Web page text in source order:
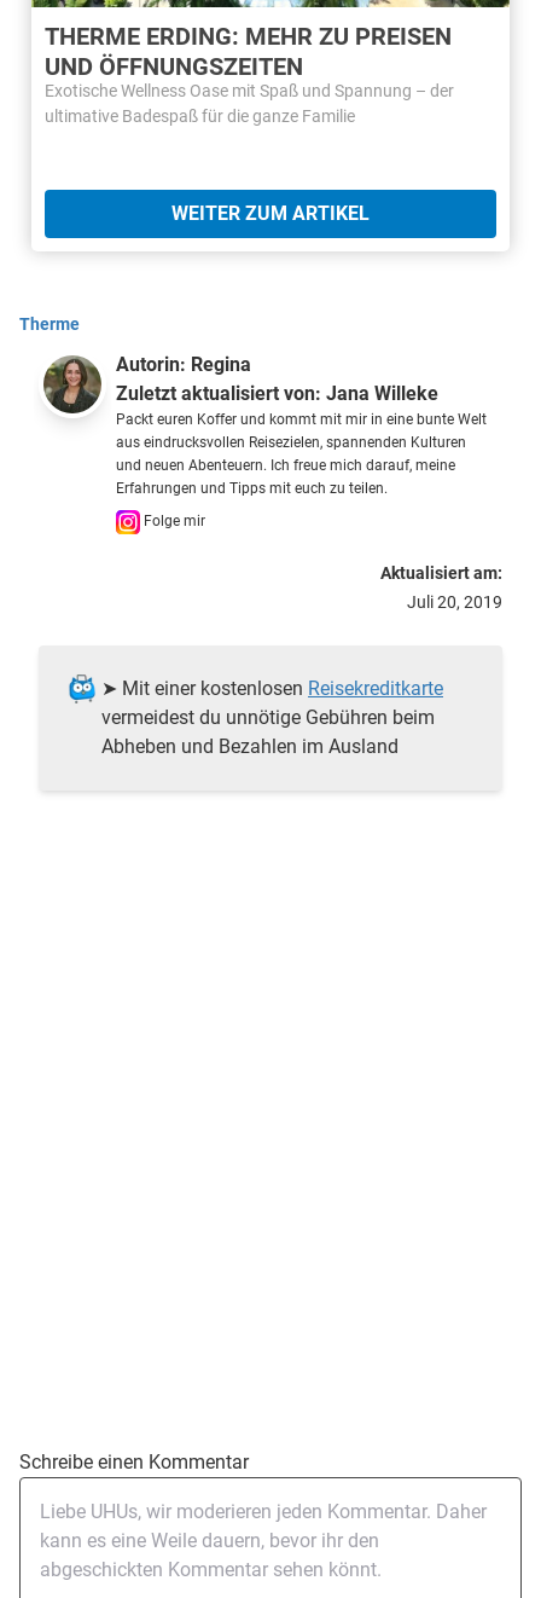
THERME ERDING: MEHR ZU PREISEN
UND ÖFFNUNGSZEITEN
Exotische Wellness Oase mit Spaß und Spannung – der
ultimative Badespaß für die ganze Familie
WEITER ZUM ARTIKEL
Therme
Autorin: Regina
Zuletzt aktualisiert von: Jana Willeke
Packt euren Koffer und kommt mit mir in eine bunte Welt
aus eindrucksvollen Reisezielen, spannenden Kulturen
und neuen Abenteuern. Ich freue mich darauf, meine
Erfahrungen und Tipps mit euch zu teilen.
Folge mir
Aktualisiert am:
Juli 20, 2019
➤ Mit einer kostenlosen Reisekreditkarte
vermeidest du unnötige Gebühren beim
Abheben und Bezahlen im Ausland
Schreibe einen Kommentar